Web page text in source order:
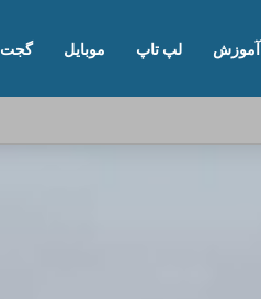
آموزش لپ تاپ موبایل گجت